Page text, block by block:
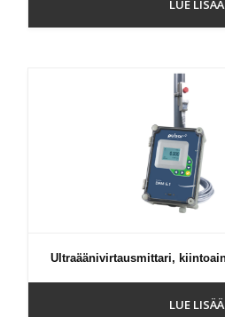
LUE LISÄÄ
Ultraäänivirtausmittari,
LUE LISÄÄ